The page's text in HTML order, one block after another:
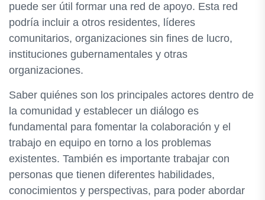
puede ser útil formar una red de apoyo. Esta red
podría incluir a otros residentes, líderes
comunitarios, organizaciones sin fines de lucro,
instituciones gubernamentales y otras
organizaciones.
Saber quiénes son los principales actores dentro de
la comunidad y establecer un diálogo es
fundamental para fomentar la colaboración y el
trabajo en equipo en torno a los problemas
existentes. También es importante trabajar con
personas que tienen diferentes habilidades,
conocimientos y perspectivas, para poder abordar